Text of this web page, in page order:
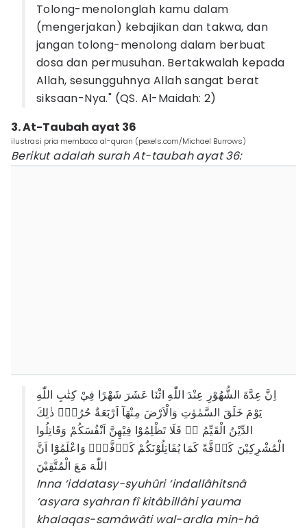
Tolong-menolonglah kamu dalam
(mengerjakan) kebajikan dan takwa, dan
jangan tolong-menolong dalam berbuat
dosa dan permusuhan. Bertakwalah kepada
Allah, sesungguhnya Allah sangat berat
siksaan-Nya." (QS. Al-Maidah: 2)
3. At-Taubah ayat 36
ilustrasi pria membaca al-quran (pexels.com/Michael Burrows)
Berikut adalah surah At-taubah ayat 36:
اِنَّ عِدَّةَ الشُّهُوْرِ عِنْدَ اللّٰهِ اثْنَا عَشَرَ شَهْرًا فِيْ كِتٰبِ اللّٰهِ
يَوْمَ خَلَقَ السَّمٰوٰتِ وَالْاَرْضَ مِنْهَآ اَرْبَعَةٌ حُرُمٌۗ ذٰلِكَ
الدِّيْنُ الْقَيِّمُ ەۙ فَلَا تَظْلِمُوْا فِيْهِنَّ اَنْفُسَكُمْ وَقَاتِلُوا
الْمُشْرِكِيْنَ كَاۤفَّةً كَمَا يُقَاتِلُوْنَكُمْ كَاۤفَّةًۗ وَاعْلَمُوْٓا اَنَّ
اللّٰهَ مَعَ الْمُتَّقِيْنَ
Inna ‘iddatasy-syuhûri ‘indallâhitsnâ
‘asyara syahran fî kitâbillâhi yauma
khalaqas-samâwâti wal-ardla min-hâ